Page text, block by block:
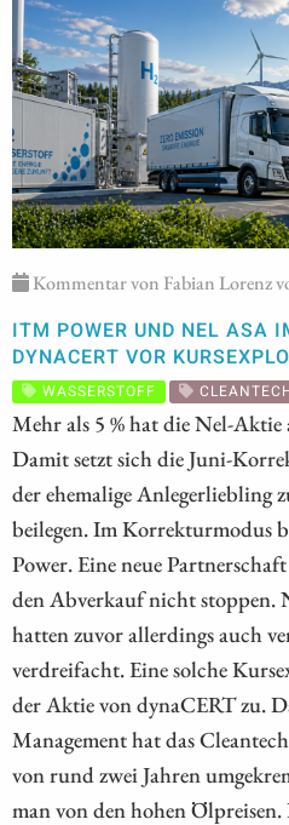
Kommentar von Fabian Lorenz
ITM POWER UND NEL ASA
DYNACERT VOR
WASSERSTOFF
Mehr als 5 % hat die Nel-Aktie
Damit setzt sich die Juni-
der ehemalige Anlegerliebling
beilegen. Im Korrekturmodus
Power. Eine neue
den Abverkauf nicht
hatten zuvor allerdings auch
verdreifacht. Eine solche
der Aktie von dynaCERT zu.
Management hat das
von rund zwei Jahren
man von den hohen Ölpreisen.